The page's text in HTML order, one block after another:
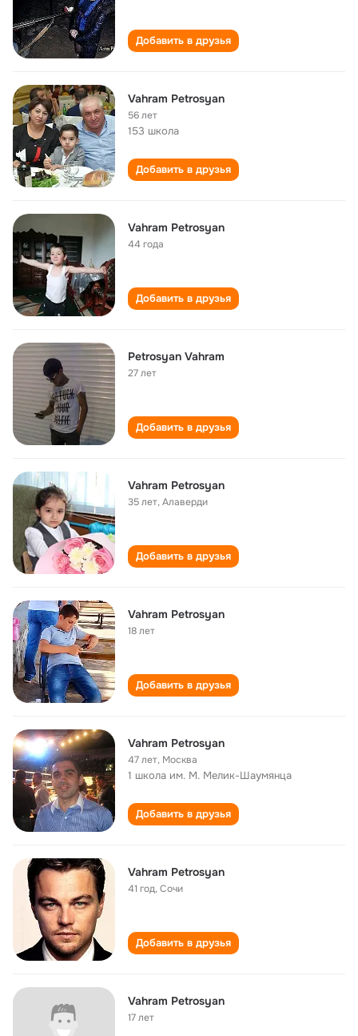
Добавить в друзья
Vahram Petrosyan
56 лет
153 школа
Добавить в друзья
Vahram Petrosyan
44 года
Добавить в друзья
Petrosyan Vahram
27 лет
Добавить в друзья
Vahram Petrosyan
35 лет,Алаверди
Добавить в друзья
Vahram Petrosyan
18 лет
Добавить в друзья
Vahram Petrosyan
47 лет, Москва
1 школа им. М. Мелик-Шаумянца
Добавить в друзья
Vahram Petrosyan
41 год,Сочи
Добавить в друзья
Vahram Petrosyan
17 лет